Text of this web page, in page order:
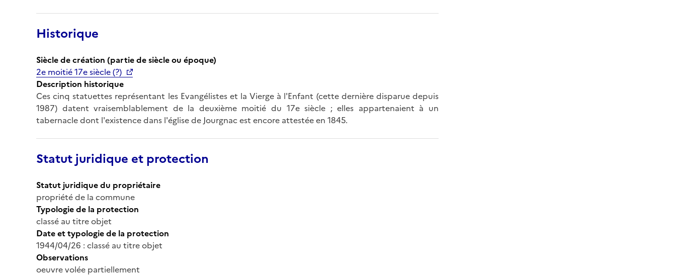
Historique
Siècle de création (partie de siècle ou époque)
2e moitié 17e siècle (?)
Description historique
Ces cinq statuettes représentant les Evangélistes et la Vierge à l'Enfant (cette dernière disparue depuis
1987) datent vraisemblablement de la deuxième moitié du 17e siècle ; elles appartenaient à un
tabernacle dont l'existence dans l'église de Jourgnac est encore attestée en 1845.
Statut juridique et protection
Statut juridique du propriétaire
propriété de la commune
Typologie de la protection
classé au titre objet
Date et typologie de la protection
1944/04/26 : classé au titre objet
Observations
oeuvre volée partiellement